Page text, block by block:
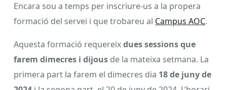
Encara sou a temps per inscriure-us a la propera
formació del servei i que trobareu al Campus AOC.
Aquesta formació requereixdues sessions que
farem dimecres i dijous de la mateixa setmana. La
primera part la farem el dimecres dia 18 de juny de